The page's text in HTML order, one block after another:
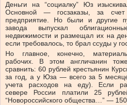
Деньги на “социалку” Юз
Основной — госзаказы, за
предприятие. Но были и другие
завода выпускал
недвижимости и размещал их на
если требовалось, то брал ссуды у
Но главное, конечно,
рабочих. В этом англичанин
сравнить: 60 рублей крестьянин
за год, а у Юза — всего за 5
учета расходов на еду). Если
севере России платили 25
“Новороссийского общества…” —